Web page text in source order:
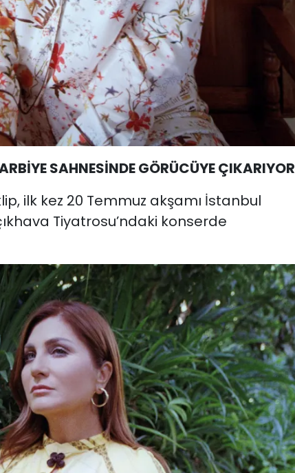
SAHNESİNDE GÖRÜCÜYE ÇIKARIYOR
ilk kez 20 Temmuz akşamı İstanbul
Tiyatrosu’ndaki konserde